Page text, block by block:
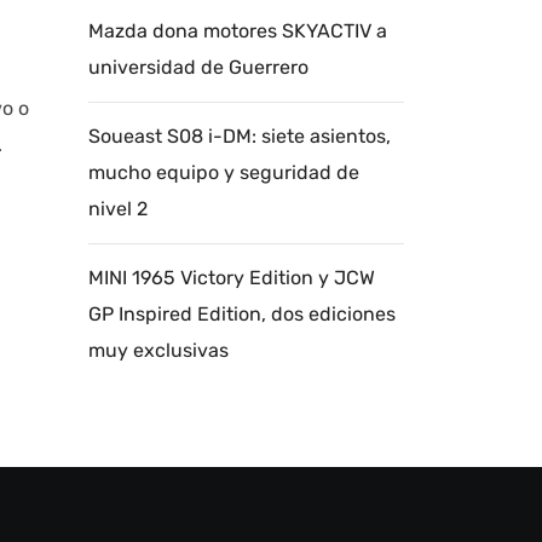
o
Mazda dona motores SKYACTIV a
universidad de Guerrero
Soueast S08 i-DM: siete asientos,
mucho equipo y seguridad de
nivel 2
MINI 1965 Victory Edition y JCW
GP Inspired Edition, dos ediciones
muy exclusivas